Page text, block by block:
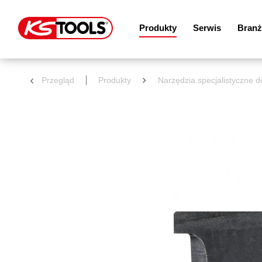
Produkty Serwis
Przegląd Produkty Narzędzia specjalistyczne